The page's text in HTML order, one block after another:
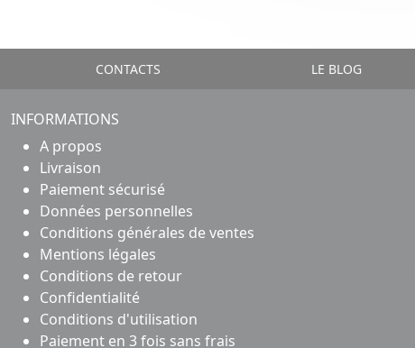
CONTACTS LE BLOG
INFORMATIONS
A propos
Livraison
Paiement sécurisé
Données personnelles
Conditions générales de ventes
Mentions légales
Conditions de retour
Confidentialité
Conditions d'utilisation
Paiement en 3 fois sans frais